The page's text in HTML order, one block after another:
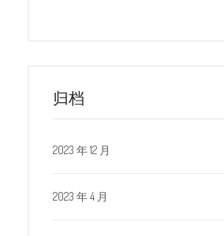
归档
2023 年 12 月
2023 年 4 月